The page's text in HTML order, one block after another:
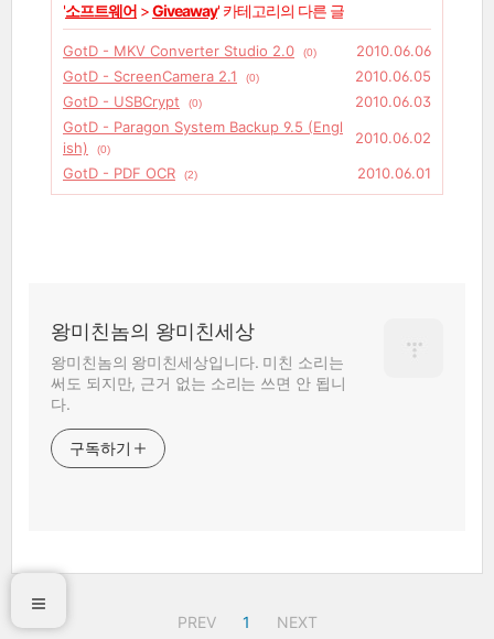
'소프트웨어 >Giveaway' 카테고리의 다른 글
GotD - MKV Converter Studio 2.0 (0)
2010.06.06
GotD - ScreenCamera 2.1
(0)
2010.06.05
GotD - USBCrypt
(0)
2010.06.03
GotD - Paragon System Backup 9.5 (Engl
ish)
(0)
2010.06.02
GotD - PDF OCR
(2) 2010.06.01
왕미친놈의 왕미친세상
왕미친놈의 왕미친세상입니다. 미친 소리는
써도 되지만, 근거 없는 소리는 쓰면 안 됩니
다.
구독하기
PREV 1 NEXT